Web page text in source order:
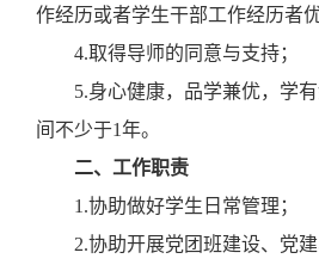
作经历或者学生干部工作经历者优
4.取得导师的同意与支持；
5.身心健康，品学兼优，学
间不少于1年。
二、工作职责
1.协助做好学生日常管理；
2.协助开展党团班建设、党建